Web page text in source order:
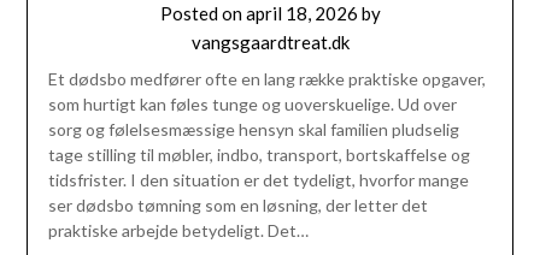
Posted onapril 18, 2026 by
vangsgaardtreat.dk
Et dødsbo medfører ofte en lang række praktiske opgaver,
som hurtigt kan føles tunge og uoverskuelige. Ud over
sorg og følelsesmæssige hensyn skal familien pludselig
tage stilling til møbler, indbo, transport, bortskaffelse og
tidsfrister. I den situation er det tydeligt, hvorfor mange
ser dødsbo tømning som en løsning, der letter det
praktiske arbejde betydeligt. Det…